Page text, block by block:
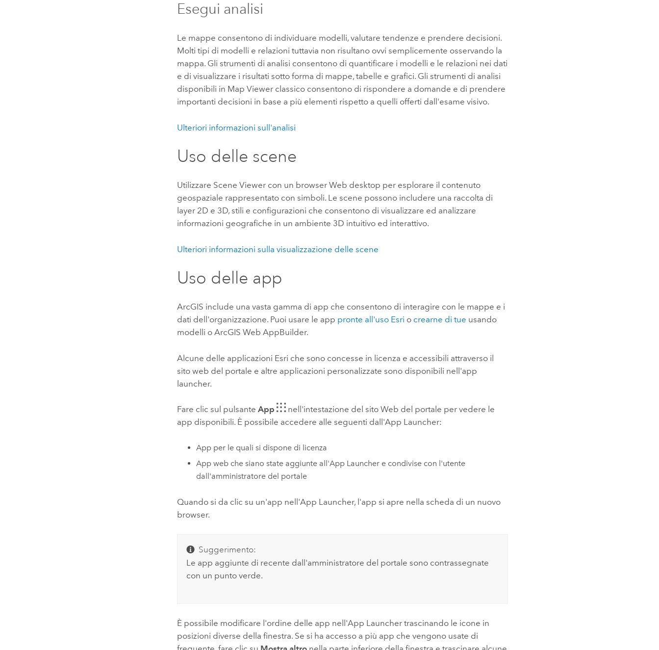
Esegui analisi
Le mappe consentono di individuare modelli, valutare tendenze e prendere decisioni.
Molti tipi di modelli e relazioni tuttavia non risultano ovvi semplicemente osservando la
mappa. Gli strumenti di analisi consentono di quantificare i modelli e le relazioni nei dati
e di visualizzare i risultati sotto forma di mappe, tabelle e grafici. Gli strumenti di analisi
disponibili in Map Viewer classico consentono di rispondere a domande e di prendere
importanti decisioni in base a più elementi rispetto a quelli offerti dall'esame visivo.
Ulteriori informazioni sull'analisi
Uso delle scene
Utilizzare Scene Viewer con un browser Web desktop per esplorare il contenuto
geospaziale rappresentato con simboli. Le scene possono includere una raccolta di
layer 2D e 3D, stili e configurazioni che consentono di visualizzare ed analizzare
informazioni geografiche in un ambiente 3D intuitivo ed interattivo.
Ulteriori informazioni sulla visualizzazione delle scene
Uso delle app
ArcGIS include una vasta gamma di app che consentono di interagire con le mappe e i
dati dell'organizzazione. Puoi usare le app pronte all'uso Esri o crearne di tue usando
modelli oArcGIS Web AppBuilder.
Alcune delle applicazioni Esri che sono concesse in licenza e accessibili attraverso il
sito web del portale e altre applicazioni personalizzate sono disponibili nell'app
launcher.
Fare clic sul pulsanteApp
nell'intestazione del sito Web del portale per vedere le
app disponibili. È possibile accedere alle seguenti dall'App Launcher:
App per le quali si dispone di licenza
App web che siano state aggiunte all'App Launcher e condivise con l'utente
dall'amministratore del portale
Quando si da clic su un'app nell'App Launcher, l'app si apre nella scheda di un nuovo
browser.
Suggerimento:
Le app aggiunte di recente dall'amministratore del portale sono contrassegnate
con un punto verde.
È possibile modificare l'ordine delle app nell'App Launcher trascinando le icone in
posizioni diverse della finestra. Se si ha accesso a più app che vengono usate di